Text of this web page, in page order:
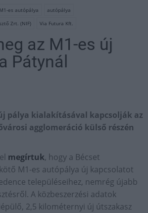
M1-es autópálya
autópálya
Zrt. (NIF)
Via Futura Kft.
az M1-es új
Pátynál
pálya kialakításával kapcsolják az
agglomeráció külső részén
megírtuk, hogy a Bécset
M1-es autópálya új kapcsolatot
településeihez, nemrég újabb
A közbeszerzési adatok
2,5 kilométernyi új útszakasz